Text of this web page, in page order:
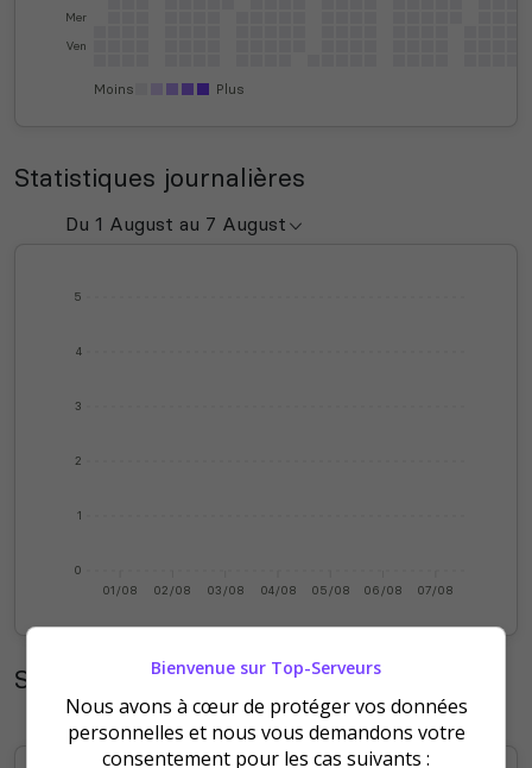
Mer
Ven
Moins Plus
Statistiques journalières
0
1
2
3
4
5
01/08 02/08 03/08 04/08 05/08 06/08 07/08
Statistiques mensuelles
Bienvenue sur Top-Serveurs
Nous avons à cœur de protéger vos données
personnelles et nous vous demandons votre
consentement pour les cas suivants :